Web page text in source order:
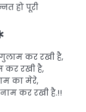
हो पूरी
कर रखी है,
कर रखी है,
का मेरे,
कर रखी है.!!